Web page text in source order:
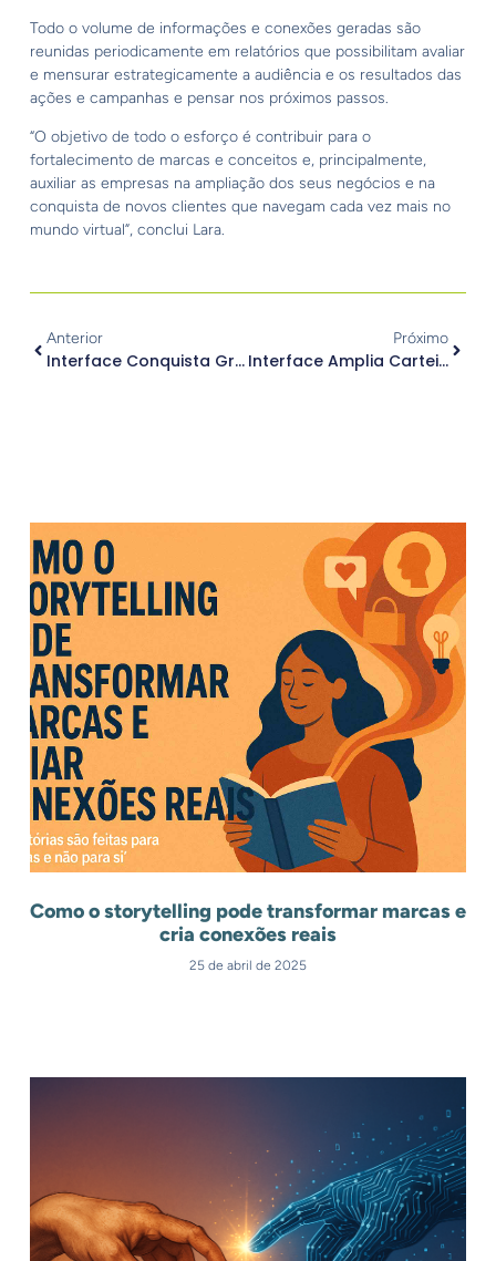
Todo o volume de informações e conexões geradas são
reunidas periodicamente em relatórios que possibilitam avaliar
e mensurar estrategicamente a audiência e os resultados das
ações e campanhas e pensar nos próximos passos.
“O objetivo de todo o esforço é contribuir para o
fortalecimento de marcas e conceitos e, principalmente,
auxiliar as empresas na ampliação dos seus negócios e na
conquista de novos clientes que navegam cada vez mais no
mundo virtual”, conclui Lara.
Anterior
Interface Conquista Grupo Vale Verde
Próximo
Interface Amplia Carteira De Clientes
Outros Posts.
Como o storytelling pode transformar marcas e
cria conexões reais
25 de abril de 2025